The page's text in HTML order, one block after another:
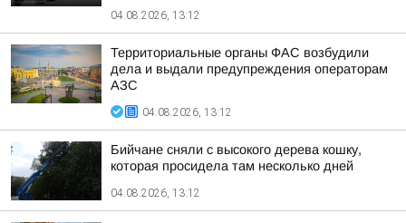
04.08.2026, 13:12
Территориальные органы ФАС возбудили
дела и выдали предупреждения операторам
АЗС
04.08.2026, 13:12
Бийчане сняли с высокого дерева кошку,
которая просидела там несколько дней
04.08.2026, 13:12